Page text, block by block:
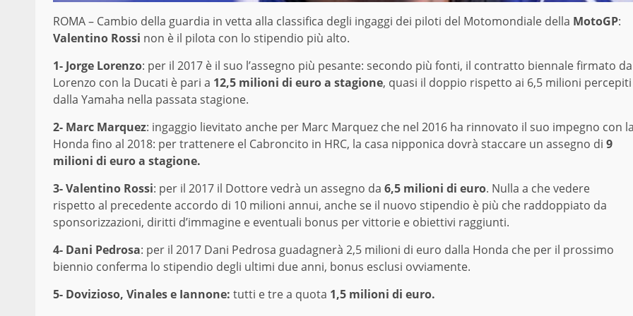
ROMA – Cambio della guardia in vetta alla classifica degli ingaggi dei piloti del Motomondiale della MotoGP:
Valentino Rossi non è il pilota con lo stipendio più alto.
1- Jorge Lorenzo: per il 2017 è il suo l’assegno più pesante: secondo più fonti, il contratto biennale firmato da
Lorenzo con la Ducati è pari a 12,5 milioni di euro a stagione, quasi il doppio rispetto ai 6,5 milioni percepiti
dalla Yamaha nella passata stagione.
2- Marc Marquez: ingaggio lievitato anche per Marc Marquez che nel 2016 ha rinnovato il suo impegno con
Honda fino al 2018: per trattenere el Cabroncito in HRC, la casa nipponica dovrà staccare un assegno di 9
milioni di euro a stagione.
3- Valentino Rossi: per il 2017 il Dottore vedrà un assegno da 6,5 milioni di euro. Nulla a che vedere
rispetto al precedente accordo di 10 milioni annui, anche se il nuovo stipendio è più che raddoppiato da
sponsorizzazioni, diritti d’immagine e eventuali bonus per vittorie e obiettivi raggiunti.
4- Dani Pedrosa: per il 2017 Dani Pedrosa guadagnerà 2,5 milioni di euro dalla Honda che per il prossimo
biennio conferma lo stipendio degli ultimi due anni, bonus esclusi ovviamente.
5- Dovizioso, Vinales e Iannone: tutti e tre a quota 1,5 milioni di euro.